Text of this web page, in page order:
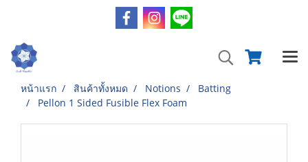
หน้าแรก สินค้าทั้งหมด Notions
Batting
Pellon 1 Sided Fusible Flex Foam